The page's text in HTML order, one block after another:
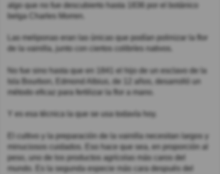
algo que no fue descubierto hasta 1836 por el botánico
belga Charles Morren.
Las meliponas eran las únicas que podían polinizar la flor
de la vainilla, junto con ciertos colibríes nativos.
No fue sino hasta que en 1841 el hijo de un esclavo de la
Isla Bourbon, Edmond Albius, de 12 años, desarrolló un
método eficaz para fertilizar la flor a mano.
Y es esa técnica la que se usa todavía hoy.
El cultivo y la preparación de la vainilla necesitan largos y
minuciosos cuidados. Eso hace que sea, en proporción al
peso, uno de los productos agrícolas más caros del
mundo. Es la segunda especie más cara después del